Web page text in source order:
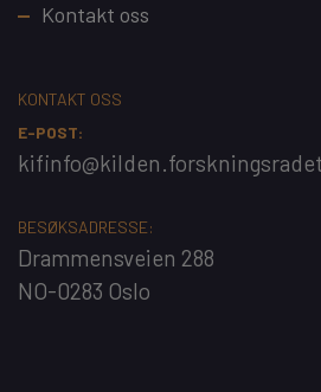
Kontakt oss
KONTAKT OSS
E-POST:
BESØKSADRESSE:
Drammensveien 288
NO-0283 Oslo